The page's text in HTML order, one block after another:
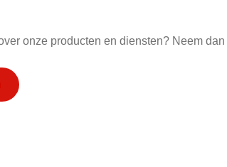
onze producten en diensten? Neem dan